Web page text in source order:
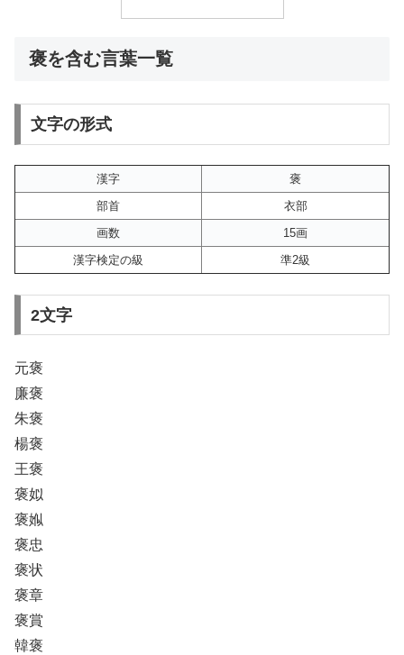
褒を含む言葉一覧
文字の形式
漢字
褒
部首
衣部
画数
15画
漢字検定の級
準2級
2文字
元褒
廉褒
朱褒
楊褒
王褒
褒姒
褒娰
褒忠
褒状
褒章
褒賞
韓褒